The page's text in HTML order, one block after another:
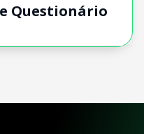
Questionário